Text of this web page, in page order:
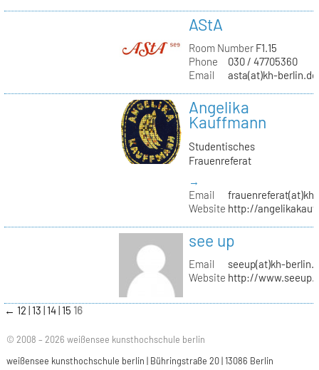
AStA
Room NumberF1.15
Phone
030 / 47705360
Email
asta(at)kh-berlin.de
Angelika
Kauffmann
Studentisches
Frauenreferat
→
Email
Website http://
see up
Email
seeup(at)kh-
Website http://
← 12 13 14 15 16
© 2008 – 2026 weißensee kunsthochschule berlin
weißensee kunsthochschule berlin | Bühringstraße 20 | 13086 Berlin